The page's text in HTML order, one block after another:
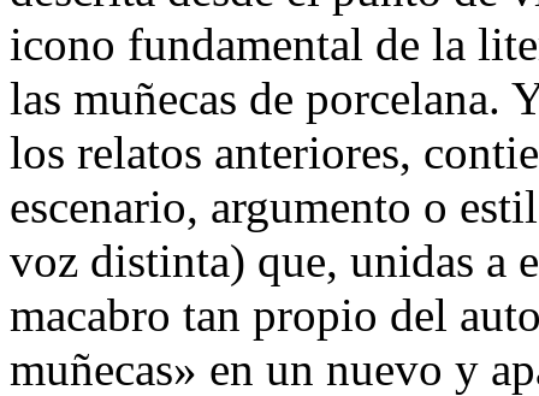
icono fundamental de la
las muñecas de porcelana.
los relatos anteriores,
escenario, argumento o
voz distinta) que, unidas a
macabro tan propio del
muñecas» en un nuevo y